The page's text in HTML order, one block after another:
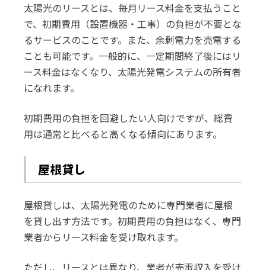
太陽光のリースとは、毎月リース料金を支払うこと
で、初期費用（設置機器・工事）の負担が不要とな
るサービスのことです。また、余剰電力を売電する
ことも可能です。一般的に、一定期間終了後にはリ
ース料金はなくなり、太陽光発電システムの所有者
になれます。
初期費用の負担を回避したい人向けですが、総費
用は通常と比べると高くなる傾向にあります。
屋根貸し
屋根貸しは、太陽光発電のために専門業者に屋根
を貸し出す方法です。初期費用の負担はなく、専門
業者からリース料金を受け取れます。
ただし、リースとは異なり、業者が売電収入を受け